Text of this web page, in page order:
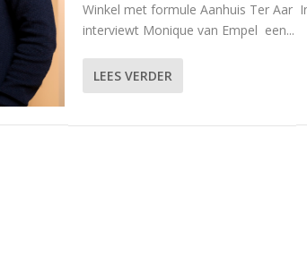
Winkel met formule Aanhuis Ter Aar
interviewt Monique van Empel een...
LEES VERDER